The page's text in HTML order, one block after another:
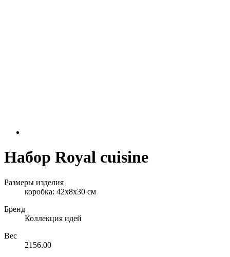
Набор Royal cuisine
Размеры изделия
коробка: 42х8х30 см
Бренд
Коллекция идей
Вес
2156.00